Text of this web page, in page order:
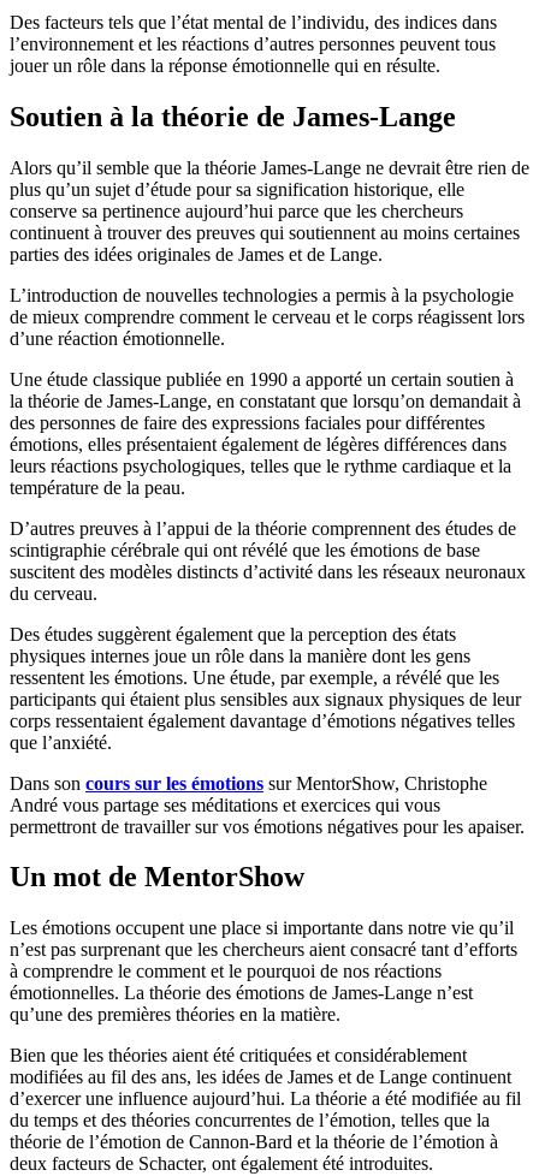
Des facteurs tels que l’état mental de l’individu, des indices dans
l’environnement et les réactions d’autres personnes peuvent tous
jouer un rôle dans la réponse émotionnelle qui en résulte.
Soutien à la théorie de James-Lange
Alors qu’il semble que la théorie James-Lange ne devrait être rien de
plus qu’un sujet d’étude pour sa signification historique, elle
conserve sa pertinence aujourd’hui parce que les chercheurs
continuent à trouver des preuves qui soutiennent au moins certaines
parties des idées originales de James et de Lange.
L’introduction de nouvelles technologies a permis à la psychologie
de mieux comprendre comment le cerveau et le corps réagissent lors
d’une réaction émotionnelle.
Une étude classique publiée en 1990 a apporté un certain soutien à
la théorie de James-Lange, en constatant que lorsqu’on demandait à
des personnes de faire des expressions faciales pour différentes
émotions, elles présentaient également de légères différences dans
leurs réactions psychologiques, telles que le rythme cardiaque et la
température de la peau.
D’autres preuves à l’appui de la théorie comprennent des études de
scintigraphie cérébrale qui ont révélé que les émotions de base
suscitent des modèles distincts d’activité dans les réseaux neuronaux
du cerveau.
Des études suggèrent également que la perception des états
physiques internes joue un rôle dans la manière dont les gens
ressentent les émotions. Une étude, par exemple, a révélé que les
participants qui étaient plus sensibles aux signaux physiques de leur
corps ressentaient également davantage d’émotions négatives telles
que l’anxiété.
Dans son cours sur les émotions sur MentorShow, Christophe
André vous partage ses méditations et exercices qui vous
permettront de travailler sur vos émotions négatives pour les apaiser.
Un mot de MentorShow
Les émotions occupent une place si importante dans notre vie qu’il
n’est pas surprenant que les chercheurs aient consacré tant d’efforts
à comprendre le comment et le pourquoi de nos réactions
émotionnelles. La théorie des émotions de James-Lange n’est
qu’une des premières théories en la matière.
Bien que les théories aient été critiquées et considérablement
modifiées au fil des ans, les idées de James et de Lange continuent
d’exercer une influence aujourd’hui. La théorie a été modifiée au fil
du temps et des théories concurrentes de l’émotion, telles que la
théorie de l’émotion de Cannon-Bard et la théorie de l’émotion à
deux facteurs de Schacter, ont également été introduites.